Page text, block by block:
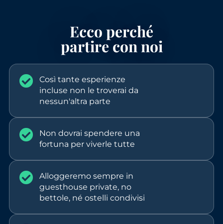
Ecco perché
partire con noi
Così tante esperienze
incluse non le troverai da
nessun'altra parte
Non dovrai spendere una
fortuna per viverle tutte
Alloggeremo sempre in
guesthouse private, no
bettole, né ostelli condivisi